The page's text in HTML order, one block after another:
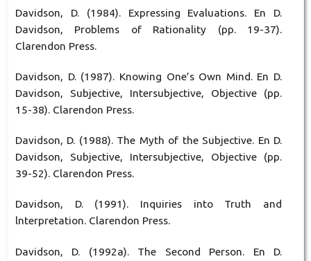
Davidson, D. (1984). Expressing Evaluations. En D.
Davidson, Problems of Rationality (pp. 19-37).
Clarendon Press.
Davidson, D. (1987). Knowing One’s Own Mind. En D.
Davidson, Subjective, Intersubjective, Objective (pp.
15-38). Clarendon Press.
Davidson, D. (1988). The Myth of the Subjective. En D.
Davidson, Subjective, Intersubjective, Objective (pp.
39-52). Clarendon Press.
Davidson, D. (1991). Inquiries into Truth and
lnterpretation. Clarendon Press.
Davidson, D. (1992a). The Second Person. En D.